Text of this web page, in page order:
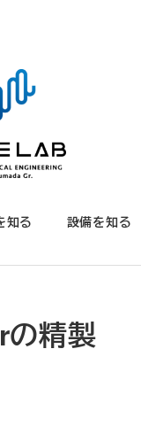
知る 設備を知る
精製